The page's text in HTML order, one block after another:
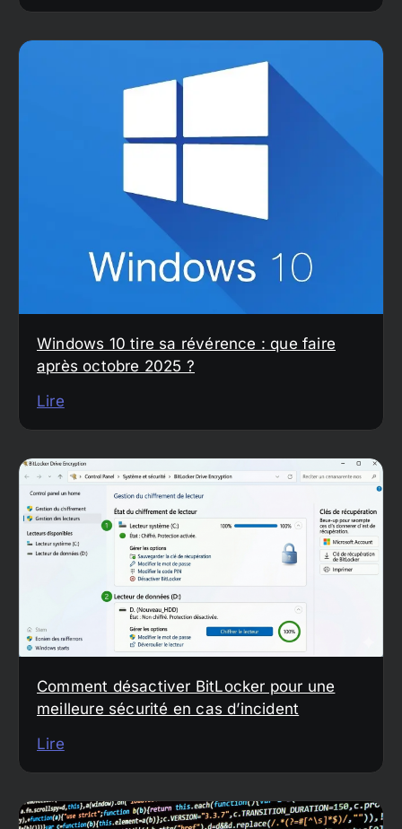
Windows 10 tire sa révérence : que faire
après octobre 2025 ?
Lire
Comment désactiver BitLocker pour une
meilleure sécurité en cas d’incident
Lire